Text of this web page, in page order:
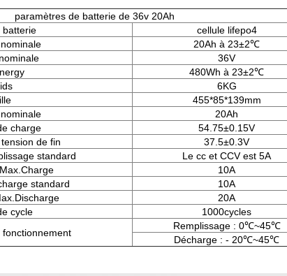
paramètres de batterie de 36v 20Ah
batterie
cellule lifepo4
20Ah à 23±2℃
36V
480Wh à 23±2℃
6KG
455*85*139mm
20Ah
charge
54.75±0.15V
de fin
37.5±0.3V
standard
Le cc et CCV est 5A
10A
standard
10A
20A
cycle
1000cycles
Remplissage : 0℃~45℃
Décharge : - 20℃~45℃